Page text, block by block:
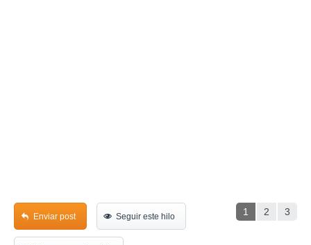
1 2 3
Enviar post Seguir este hilo